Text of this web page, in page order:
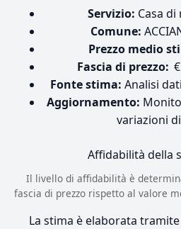
Servizio: Casa
Comune:
Prezzo medio
Fascia di prezzo:
Fonte stima: Analisi
Aggiornamento:
variazioni
Affidabilità della
Il livello di affidabilità è
fascia di prezzo rispetto al valore
La stima è elaborata